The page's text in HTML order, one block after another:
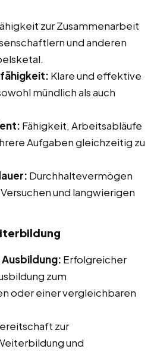
zur Zusammenarbeit
und anderen
Klare und effektive
mündlich als auch
Fähigkeit, Arbeitsabläufe
Aufgaben gleichzeitig zu
Durchhaltevermögen
und langwierigen
Erfolgreicher
zum
oder einer vergleichbaren
zur
und